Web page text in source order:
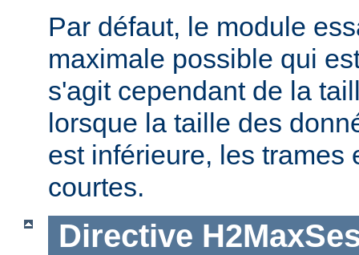
Par défaut, le module
maximale possible qui
s'agit cependant de la
lorsque la taille des
est inférieure, les trames
courtes.
Directive